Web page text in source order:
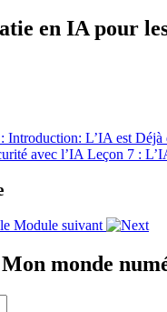
en IA pour
Introduction: L’IA est Déjà
avec l’IA Leçon 7 :
Module suivant
monde